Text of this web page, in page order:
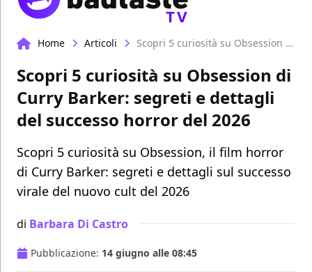
TV
Home Articoli Scopri 5 curiosità su Obsession di Curry Barker: segreti e dettagli del successo horror del 2026
Scopri 5 curiosità su Obsession di
Curry Barker: segreti e dettagli
del successo horror del 2026
Scopri 5 curiosità su Obsession, il film horror
di Curry Barker: segreti e dettagli sul successo
virale del nuovo cult del 2026
di Barbara Di Castro
Pubblicazione: 14 giugno alle 08:45